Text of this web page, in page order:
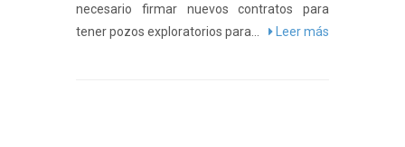
necesario firmar nuevos contratos para
tener pozos exploratorios para...
Leer más